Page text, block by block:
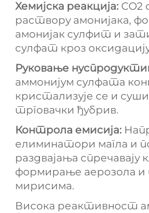
Хемијска реакција: СО2
раствору амонијака,
амонијак сулфит и
сулфат кроз
Руковање
аммонијум сулфата
кристализује се и
трговачки ђубрив.
Контрола емисија:
елиминатори магла и
раздвајања спречавају
формирање аерозола и
мирисима.
Висока реактивност